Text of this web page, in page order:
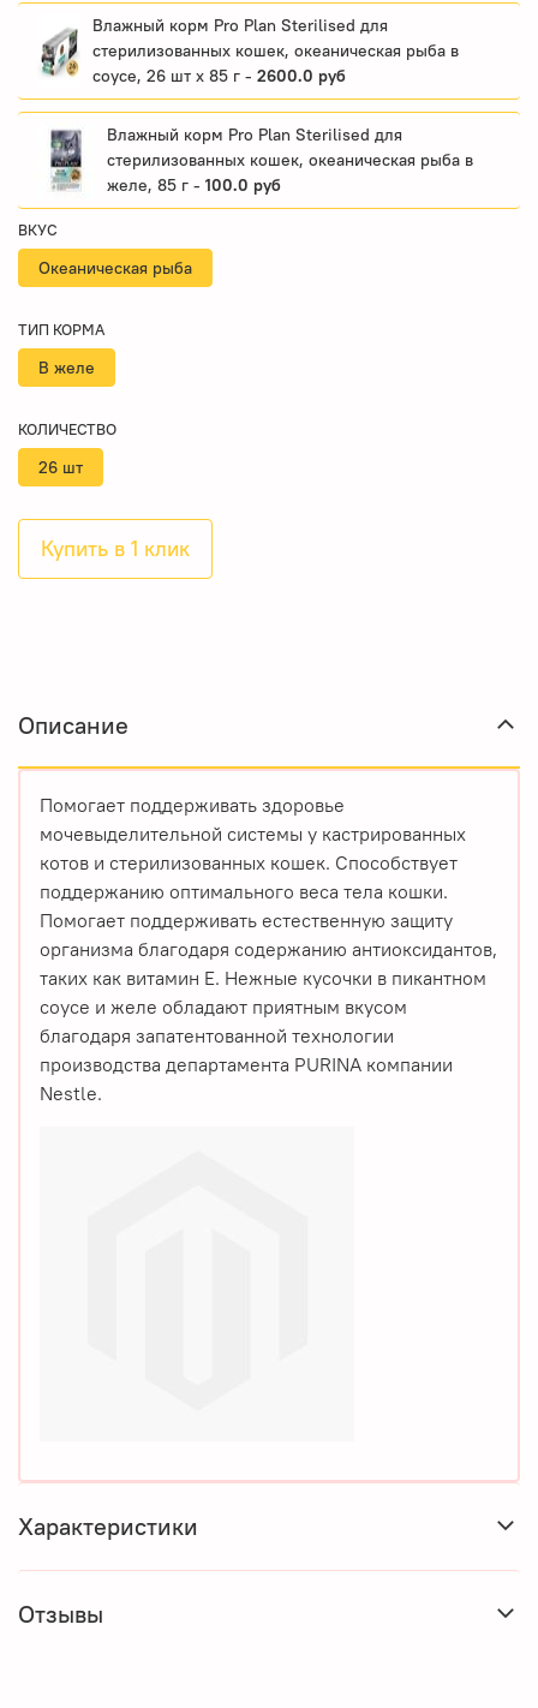
Влажный корм Pro Plan Sterilised для
стерилизованных кошек, океаническая рыба в
соусе, 26 шт x 85 г - 2600.0 руб
Влажный корм Pro Plan Sterilised для
стерилизованных кошек, океаническая рыба в
желе, 85 г - 100.0 руб
Купить в 1 клик
ВКУС
Океаническая рыба
ТИП КОРМА
В желе
КОЛИЧЕСТВО
26 шт
Описание
Помогает поддерживать здоровье
мочевыделительной системы у кастрированных
котов и стерилизованных кошек. Способствует
поддержанию оптимального веса тела кошки.
Помогает поддерживать естественную защиту
организма благодаря содержанию антиоксидантов,
таких как витамин Е. Нежные кусочки в пикантном
соусе и желе обладают приятным вкусом
благодаря запатентованной технологии
производства департамента PURINA компании
Nestle.
Характеристики
Отзывы